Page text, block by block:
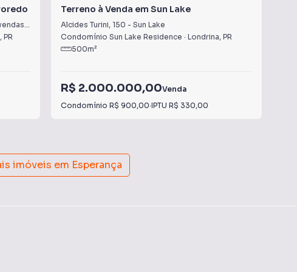
do Arvoredo
, PR
Terreno à Venda em Sun Lake
Alcides Turini, 150 - Sun Lake
Condomínio Sun Lake Residence · Londrina, PR
500m²
R$ 2.000.000,00Venda
Condomínio R$ 900,00·IPTU R$ 330,00
imóveis em Esperança